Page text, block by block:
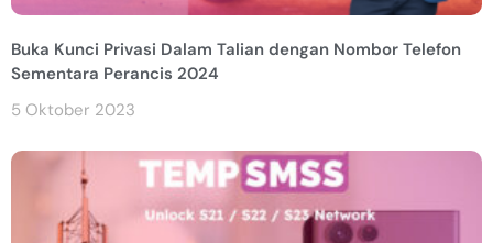
Buka Kunci Privasi Dalam Talian dengan Nombor Telefon
Sementara Perancis 2024
5 Oktober 2023